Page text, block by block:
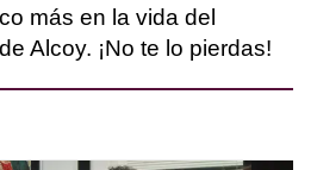
más en la vida del
Alcoy. ¡No te lo pierdas!